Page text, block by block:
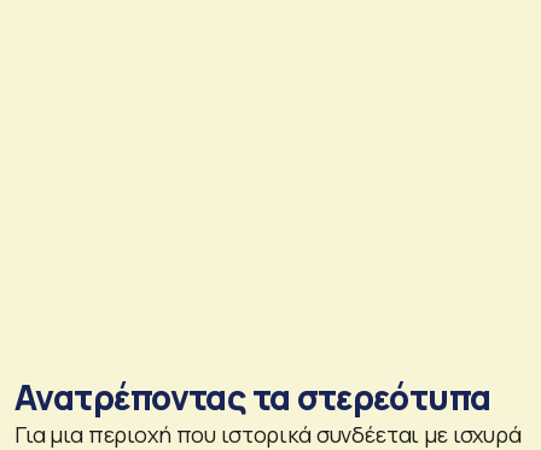
Ανατρέποντας τα στερεότυπα
Για μια περιοχή που ιστορικά συνδέεται με ισχυρά